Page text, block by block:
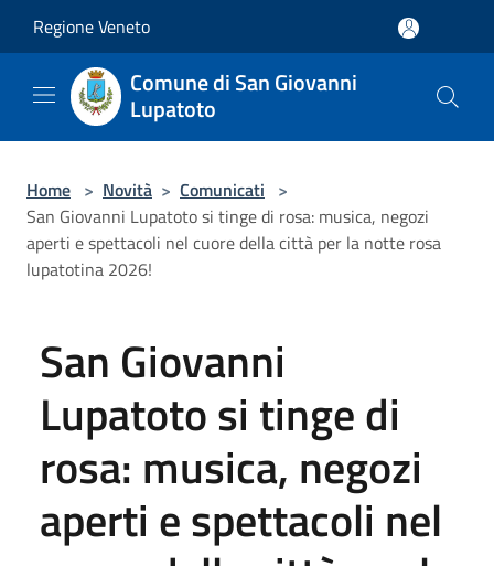
Regione Veneto
Comune di San Giovanni
Lupatoto
Home > Novità > Comunicati >
San Giovanni Lupatoto si tinge di rosa: musica, negozi
aperti e spettacoli nel cuore della città per la notte rosa
lupatotina 2026!
San Giovanni
Lupatoto si tinge di
rosa: musica, negozi
aperti e spettacoli nel